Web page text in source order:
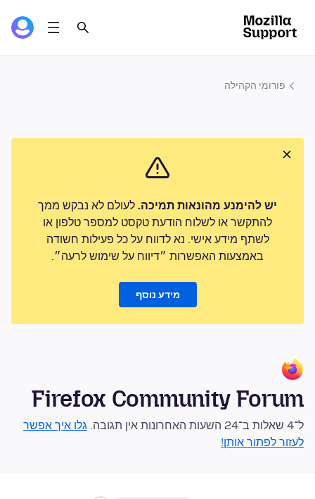
פורומי הקהילה
יש להימנע מהונאות תמיכה. לעולם לא נבקש ממך
להתקשר או לשלוח הודעת טקסט למספר טלפון או
לשתף מידע אישי. נא לדווח על כל פעילות חשודה
באמצעות האפשרות ״דיווח על שימוש לרעה״.
מידע נוסף
Firefox Community Forum
ל־4 שאלות ב־24 השעות האחרונות אין תגובה.
גלו איך אפשר
לעזור לפתור אותן!